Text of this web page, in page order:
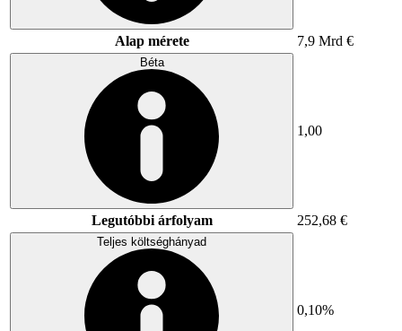
Alap mérete 7,9 Mrd €
Béta
1,00
Legutóbbi árfolyam 252,68 €
Teljes költséghányad
0,10%